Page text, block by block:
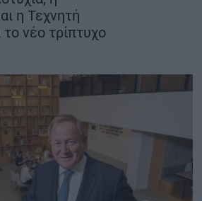
- ΗΛΕΚΤΡΟΚΙΝΗΣΗ
ΕΠΙΧΕΙΡΗΣΕΙΣ
η Τεχνητή
νέο τρίπτυχο